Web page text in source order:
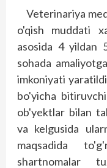
Veterinariya
o'qish muddati
asosida 4 yildan
sohada
imkoniyati
bo'yicha
ob'yektlar bilan
va kelgusida
maqsadida
shartnomalar